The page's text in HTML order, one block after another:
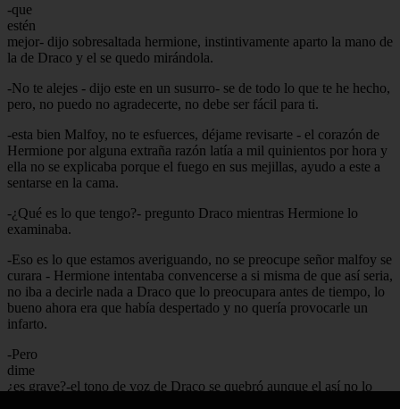
-que
estén
mejor- dijo sobresaltada hermione, instintivamente aparto la mano de
la de Draco y el se quedo mirándola.
-No te alejes - dijo este en un susurro- se de todo lo que te he hecho,
pero, no puedo no agradecerte, no debe ser fácil para ti.
-esta bien Malfoy, no te esfuerces, déjame revisarte - el corazón de
Hermione por alguna extraña razón latía a mil quinientos por hora y
ella no se explicaba porque el fuego en sus mejillas, ayudo a este a
sentarse en la cama.
-¿Qué es lo que tengo?- pregunto Draco mientras Hermione lo
examinaba.
-Eso es lo que estamos averiguando, no se preocupe señor malfoy se
curara - Hermione intentaba convencerse a si misma de que así seria,
no iba a decirle nada a Draco que lo preocupara antes de tiempo, lo
bueno ahora era que había despertado y no quería provocarle un
infarto.
-Pero
dime
¿es grave?-el tono de voz de Draco se quebró aunque el así no lo